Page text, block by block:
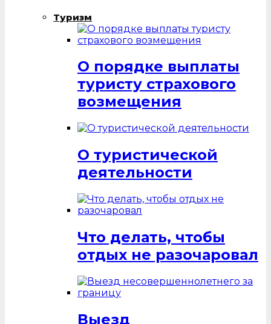
Туризм
О порядке выплаты
туристу страхового
возмещения
О туристической
деятельности
Что делать, чтобы
отдых не разочаровал
Выезд